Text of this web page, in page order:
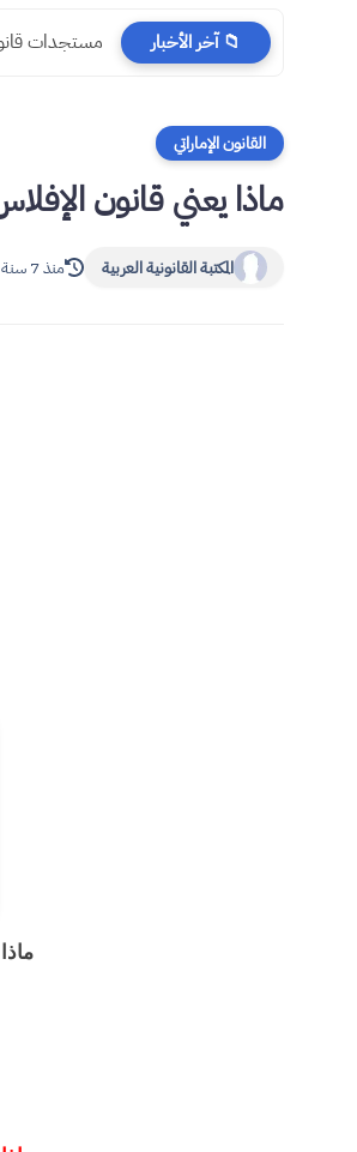
📁 آخر الأخبار مستجدات
القانون الإماراتي
ماذا يعني قانون
المكتبة القانونية العربية منذ 7 سنة